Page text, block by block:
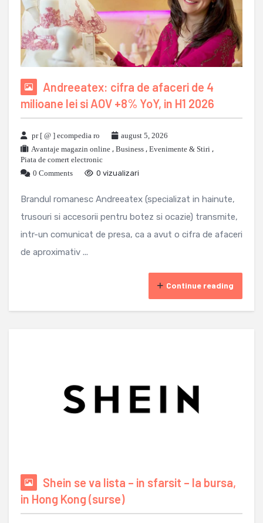
Andreeatex: cifra de afaceri de 4
milioane lei si AOV +8% YoY, in H1 2026
pr [ @ ] ecompedia ro
august 5, 2026
Avantaje magazin online , Business , Evenimente & Stiri ,
Piata de comert electronic
0 Comments
0 vizualizari
Brandul romanesc Andreeatex (specializat in hainute,
trusouri si accesorii pentru botez si ocazie) transmite,
intr-un comunicat de presa, ca a avut o cifra de afaceri
de aproximativ ...
Continue reading
Shein se va lista – in sfarsit – la bursa,
in Hong Kong (surse)